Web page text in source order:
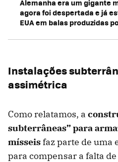
Alemanha era um gigante
agora foi despertada e já
EUA em balas produzidas
Instalações
assimétrica
Como relatamos, a
subterrâneas” para
mísseisfaz parte de uma
para compensar a falta